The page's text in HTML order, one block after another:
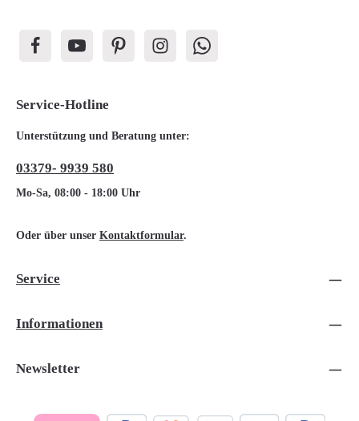
Service-Hotline
Unterstützung und Beratung unter:
03379- 9939 580
Mo-Sa, 08:00 - 18:00 Uhr
Oder über unser Kontaktformular.
Service
Informationen
Newsletter